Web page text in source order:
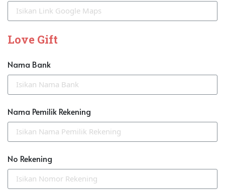
Love Gift
Nama Bank
Nama Pemilik Rekening
No Rekening